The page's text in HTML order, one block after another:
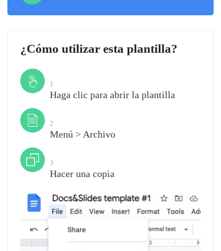
¿Cómo utilizar esta plantilla?
1
Haga clic para abrir la plantilla
2
Menú > Archivo
3
Hacer una copia